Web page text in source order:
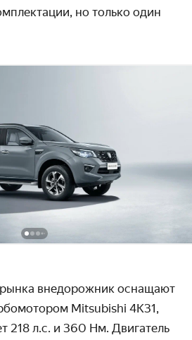
но только один
внедорожник оснащают
Mitsubishi 4K31,
218 л.с. и 360 Нм. Двигатель